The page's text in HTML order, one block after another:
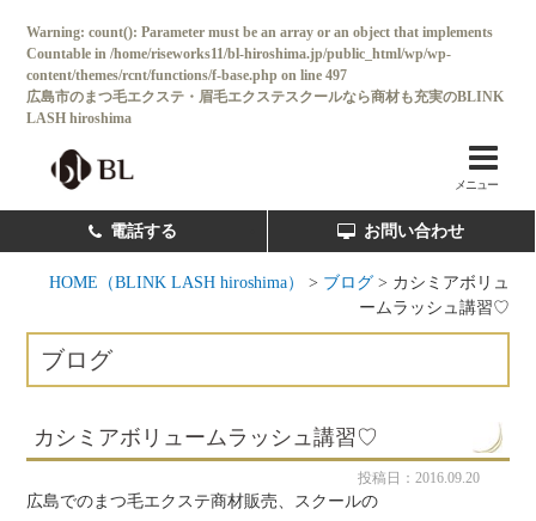
コンセプト
コース・料金一覧
卒業後独立サポート
よくある質問
新着情報
Warning: count(): Parameter must be an array or an object that implements
Countable in/home/riseworks11/bl-hiroshima.jp/public_html/wp/wp-
content/themes/rcnt/functions/f-base.php on line497
広島市のまつ毛エクステ・眉毛エクステスクールなら商材も充実のBLINK
LASH hiroshima
メニュー
電話する お問い合わせ
HOME（BLINK LASH hiroshima） > ブログ> カシミアボリュ
ームラッシュ講習♡
ブログ
カシミアボリュームラッシュ講習♡
投稿日：2016.09.20
広島でのまつ毛エクステ商材販売、スクールの